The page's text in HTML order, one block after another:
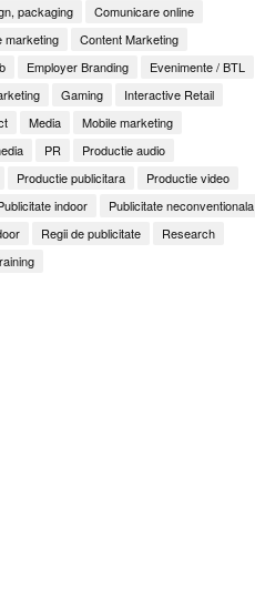
packaging
Comunicare online
marketing
Content Marketing
Employer Branding
Evenimente / BTL
Gaming
Interactive Retail
Media
Mobile marketing
PR
Productie audio
Productie publicitara
Productie video
indoor
Publicitate neconventionala
Regii de publicitate
Research